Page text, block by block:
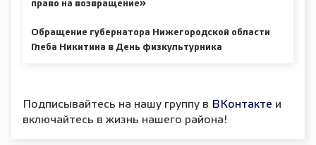
право на возвращение»
Обращение губернатора Нижегородской области
Глеба Никитина в День физкультурника
Подписывайтесь на нашу группу в ВКонтакте и
включайтесь в жизнь нашего района!